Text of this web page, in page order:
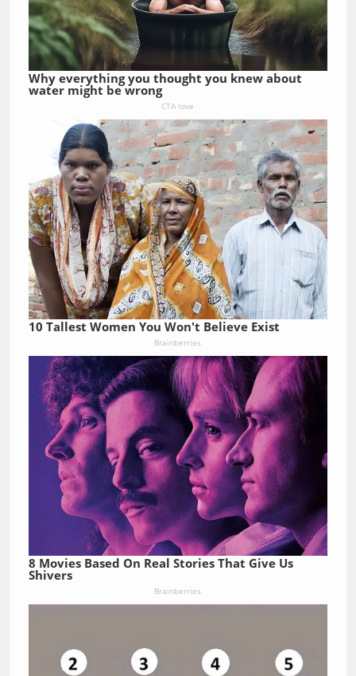
Why everything you thought you knew about
water might be wrong
CTA love
10 Tallest Women You Won't Believe Exist
Brainberries
8 Movies Based On Real Stories That Give Us
Shivers
Brainberries